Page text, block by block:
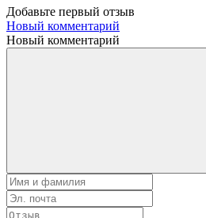
Добавьте первый отзыв
Новый комментарий
Новый комментарий